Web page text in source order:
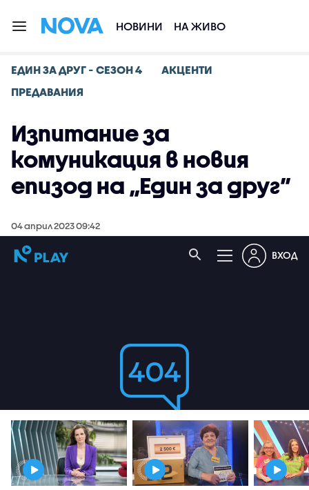
НОВИНИ НА ЖИВО
ЕДИН ЗА ДРУГ - СЕЗОН 4
АКЦЕНТИ
ПРЕДАВАНИЯ
Изпитание за
комуникация в новия
епизод на „Един за друг”
04 април 2023 09:42